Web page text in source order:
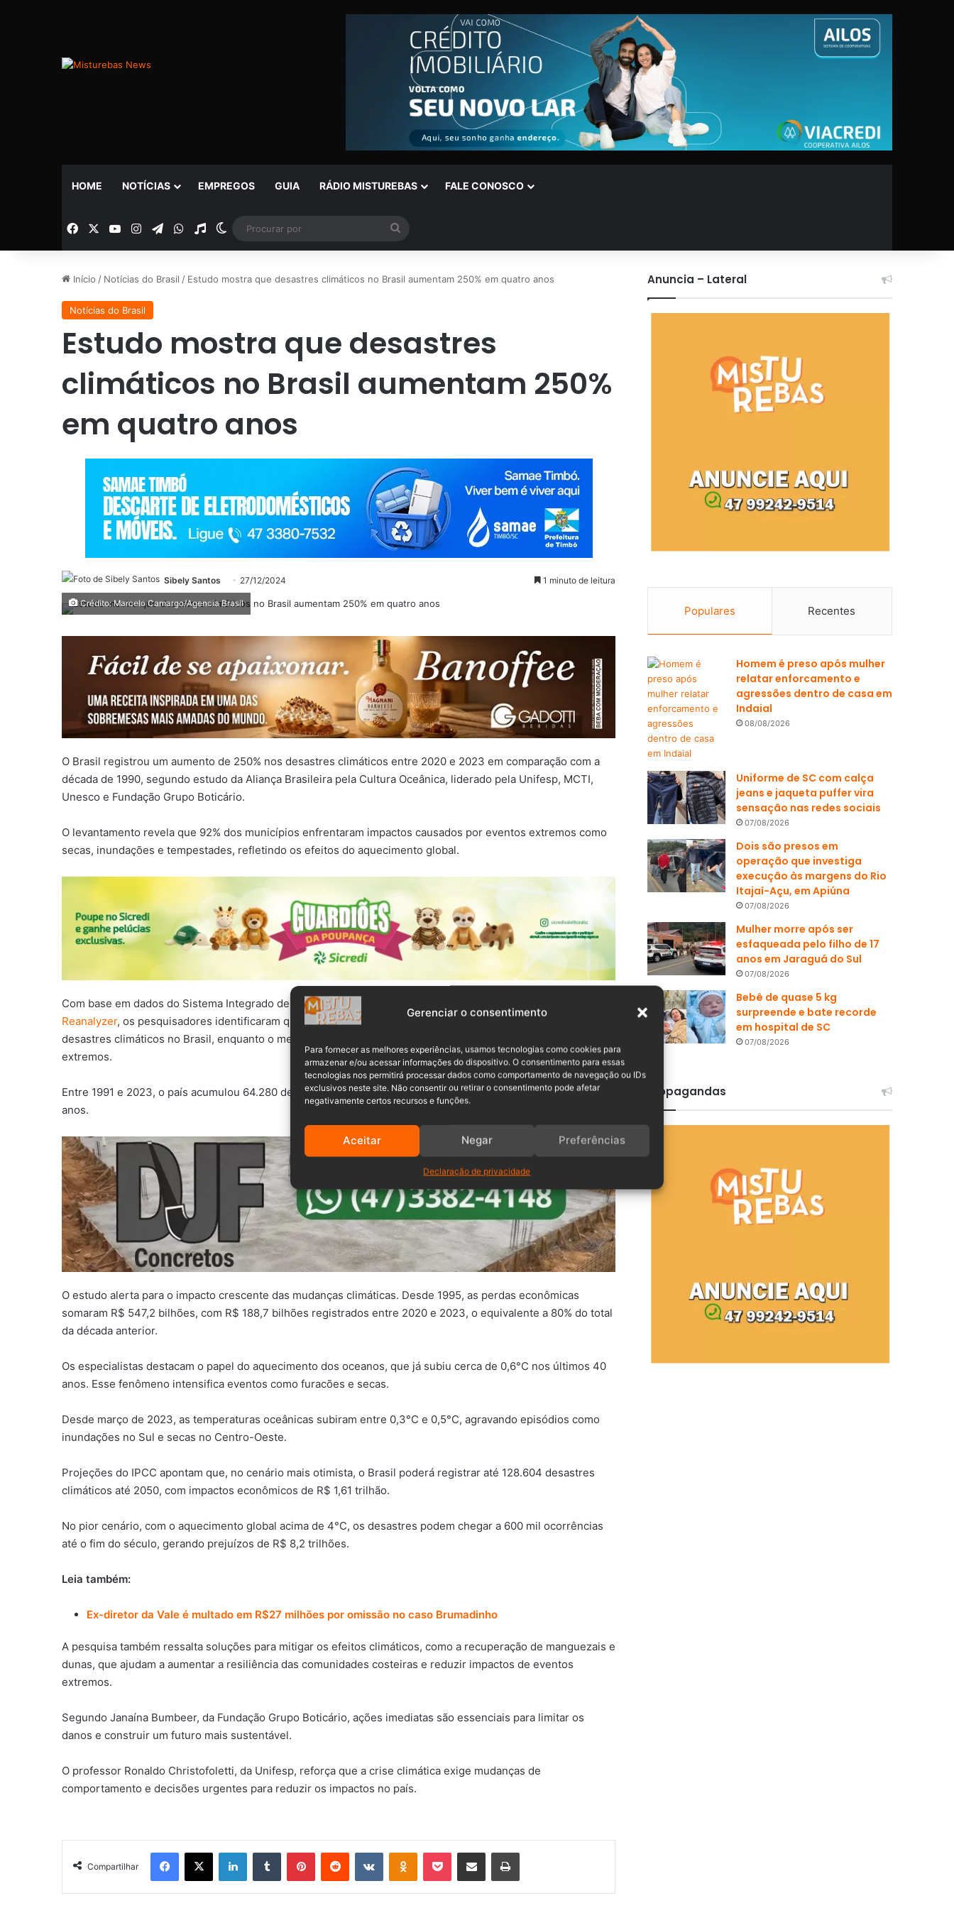
Gerenciar o consentimento
Para fornecer as melhores experiências, usamos tecnologias como cookies para
armazenar e/ou acessar informações do dispositivo. O consentimento para essas
tecnologias nos permitirá processar dados como comportamento de navegação ou IDs
exclusivos neste site. Não consentir ou retirar o consentimento pode afetar
negativamente certos recursos e funções.
Aceitar Negar Preferências
Declaração de privacidade
HOME NOTÍCIAS EMPREGOS GUIA RÁDIO MISTUREBAS FALE CONOSCO
Facebook YouTubeInstagramTelegramWhatsApp
Rádio Switch skin
por
Início / Notícias do Brasil / Estudo mostra que desastres climáticos no Brasil aumentam 250% em quatro anos
Notícias do Brasil
Estudo mostra que desastres
climáticos no Brasil aumentam 250%
em quatro anos
Sibely Santos 27/12/2024 1 minuto de leitura
Crédito: Marcelo Camargo/Agencia Brasil
O Brasil registrou um aumento de 250% nos desastres climáticos entre 2020 e 2023 em comparação com a
década de 1990, segundo estudo da Aliança Brasileira pela Cultura Oceânica, liderado pela Unifesp, MCTI,
Unesco e Fundação Grupo Boticário.
O levantamento revela que 92% dos municípios enfrentaram impactos causados por eventos extremos como
secas, inundações e tempestades, refletindo os efeitos do aquecimento global.
Com base em dados do Sistema Integrado de Informações sobre Desastres (S2ID) e da plataforma
Reanalyzer, os pesquisadores identificaram que cada aumento de 0,1°C na temperatura global resulta em 360
desastres climáticos no Brasil, enquanto o mesmo acréscimo na temperatura oceânica gera 584 eventos
extremos.
Entre 1991 e 2023, o país acumulou 64.280 desastres, sendo 16.306 registrados apenas nos últimos quatro
anos.
O estudo alerta para o impacto crescente das mudanças climáticas. Desde 1995, as perdas econômicas
somaram R$ 547,2 bilhões, com R$ 188,7 bilhões registrados entre 2020 e 2023, o equivalente a 80% do total
da década anterior.
Os especialistas destacam o papel do aquecimento dos oceanos, que já subiu cerca de 0,6°C nos últimos 40
anos. Esse fenômeno intensifica eventos como furacões e secas.
Desde março de 2023, as temperaturas oceânicas subiram entre 0,3°C e 0,5°C, agravando episódios como
inundações no Sul e secas no Centro-Oeste.
Projeções do IPCC apontam que, no cenário mais otimista, o Brasil poderá registrar até 128.604 desastres
climáticos até 2050, com impactos econômicos de R$ 1,61 trilhão.
No pior cenário, com o aquecimento global acima de 4°C, os desastres podem chegar a 600 mil ocorrências
até o fim do século, gerando prejuízos de R$ 8,2 trilhões.
Leia também:
Ex-diretor da Vale é multado em R$27 milhões por omissão no caso Brumadinho
A pesquisa também ressalta soluções para mitigar os efeitos climáticos, como a recuperação de manguezais e
dunas, que ajudam a aumentar a resiliência das comunidades costeiras e reduzir impactos de eventos
extremos.
Segundo Janaína Bumbeer, da Fundação Grupo Boticário, ações imediatas são essenciais para limitar os
danos e construir um futuro mais sustentável.
O professor Ronaldo Christofoletti, da Unifesp, reforça que a crise climática exige mudanças de
comportamento e decisões urgentes para reduzir os impactos no país.
Compartilhar
Anuncia – Lateral
Populares Recentes
Homem é preso após mulher
relatar enforcamento e
agressões dentro de casa em
Indaial
08/08/2026
Uniforme de SC com calça
jeans e jaqueta puffer vira
sensação nas redes sociais
07/08/2026
Dois são presos em
operação que investiga
execução às margens do Rio
Itajaí-Açu, em Apiúna
07/08/2026
Mulher morre após ser
esfaqueada pelo filho de 17
anos em Jaraguá do Sul
07/08/2026
Bebê de quase 5 kg
surpreende e bate recorde
em hospital de SC
07/08/2026
Propagandas